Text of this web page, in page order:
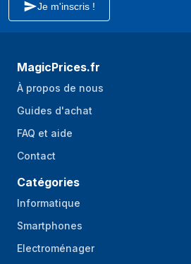
Je m'inscris !
MagicPrices.fr
À propos de nous
Guides d'achat
FAQ et aide
Contact
Catégories
Informatique
Smartphones
Electroménager